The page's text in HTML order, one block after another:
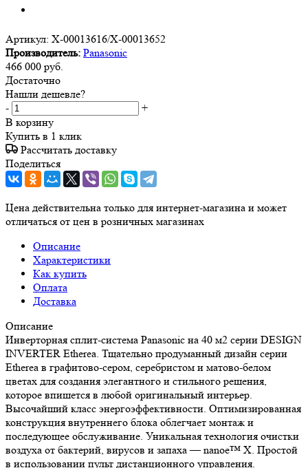
Артикул: X-00013616/X-00013652
Производитель: Panasonic
466 000 руб.
Достаточно
Нашли дешевле?
-
+
В корзину
Купить в 1 клик
Рассчитать доставку
Поделиться
Цена действительна только для интернет-магазина и может
отличаться от цен в розничных магазинах
Описание
Характеристики
Как купить
Оплата
Доставка
Описание
Инверторная сплит-система Panasonic на 40 м2 серии DESIGN
INVERTER Etherea. Тщательно продуманный дизайн серии
Etherea в графитово-сером, серебристом и матово-белом
цветах для создания элегантного и стильного решения,
которое впишется в любой оригинальный интерьер.
Высочайший класс энергоэффективности. Оптимизированная
конструкция внутреннего блока облегчает монтаж и
последующее обслуживание. Уникальная технология очистки
воздуха от бактерий, вирусов и запаха — nanoe™ X. Простой
в использовании пульт дистанционного управления.